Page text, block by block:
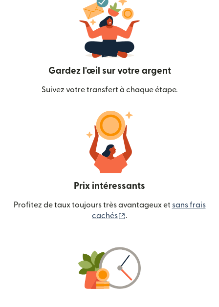
Gardez l'œil sur votre argent
Suivez votre transfert à chaque étape.
Prix intéressants
Profitez de taux toujours très avantageux et sans frais
cachés
.